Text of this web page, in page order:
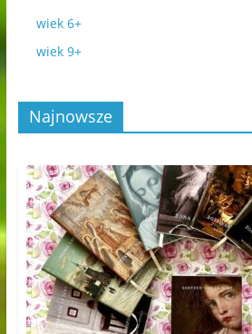
wiek 6+
wiek 9+
Najnowsze